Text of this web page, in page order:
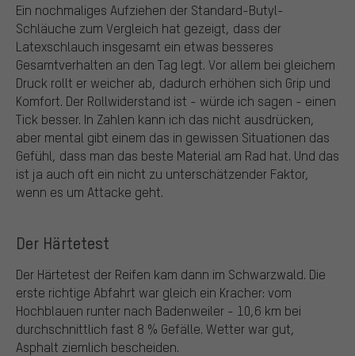
Ein nochmaliges Aufziehen der Standard-Butyl-
Schläuche zum Vergleich hat gezeigt, dass der
Latexschlauch insgesamt ein etwas besseres
Gesamtverhalten an den Tag legt. Vor allem bei gleichem
Druck rollt er weicher ab, dadurch erhöhen sich Grip und
Komfort. Der Rollwiderstand ist - würde ich sagen - einen
Tick besser. In Zahlen kann ich das nicht ausdrücken,
aber mental gibt einem das in gewissen Situationen das
Gefühl, dass man das beste Material am Rad hat. Und das
ist ja auch oft ein nicht zu unterschätzender Faktor,
wenn es um Attacke geht.
Der Härtetest
Der Härtetest der Reifen kam dann im Schwarzwald. Die
erste richtige Abfahrt war gleich ein Kracher: vom
Hochblauen runter nach Badenweiler - 10,6 km bei
durchschnittlich fast 8 % Gefälle. Wetter war gut,
Asphalt ziemlich bescheiden.